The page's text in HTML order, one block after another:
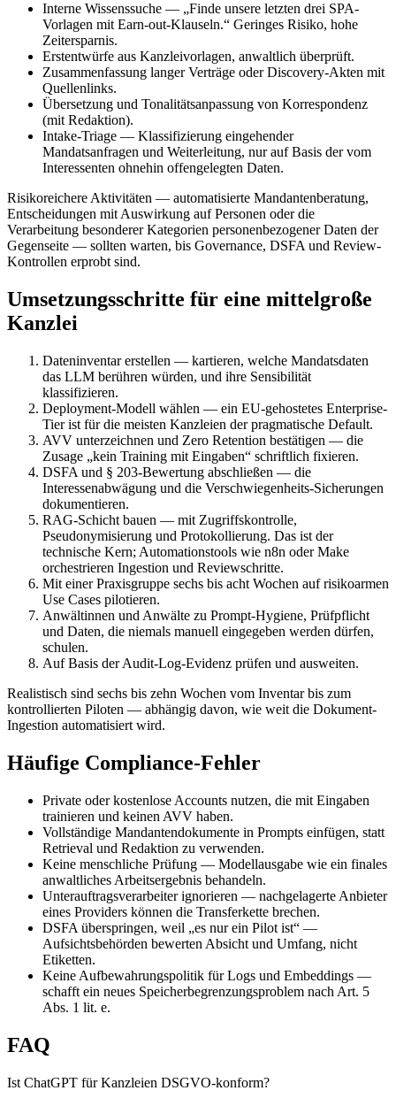
Interne Wissenssuche — „Finde unsere letzten drei SPA-
Vorlagen mit Earn-out-Klauseln.“ Geringes Risiko, hohe
Zeitersparnis.
Erstentwürfe aus Kanzleivorlagen, anwaltlich überprüft.
Zusammenfassung langer Verträge oder Discovery-Akten mit
Quellenlinks.
Übersetzung und Tonalitätsanpassung von Korrespondenz
(mit Redaktion).
Intake-Triage — Klassifizierung eingehender
Mandatsanfragen und Weiterleitung, nur auf Basis der vom
Interessenten ohnehin offengelegten Daten.
Risikoreichere Aktivitäten — automatisierte Mandantenberatung,
Entscheidungen mit Auswirkung auf Personen oder die
Verarbeitung besonderer Kategorien personenbezogener Daten der
Gegenseite — sollten warten, bis Governance, DSFA und Review-
Kontrollen erprobt sind.
Umsetzungsschritte für eine mittelgroße
Kanzlei
Dateninventar erstellen — kartieren, welche Mandatsdaten
das LLM berühren würden, und ihre Sensibilität
klassifizieren.
Deployment-Modell wählen — ein EU-gehostetes Enterprise-
Tier ist für die meisten Kanzleien der pragmatische Default.
AVV unterzeichnen und Zero Retention bestätigen — die
Zusage „kein Training mit Eingaben“ schriftlich fixieren.
DSFA und § 203-Bewertung abschließen — die
Interessenabwägung und die Verschwiegenheits-Sicherungen
dokumentieren.
RAG-Schicht bauen — mit Zugriffskontrolle,
Pseudonymisierung und Protokollierung. Das ist der
technische Kern; Automationstools wie n8n oder Make
orchestrieren Ingestion und Reviewschritte.
Mit einer Praxisgruppe sechs bis acht Wochen auf risikoarmen
Use Cases pilotieren.
Anwältinnen und Anwälte zu Prompt-Hygiene, Prüfpflicht
und Daten, die niemals manuell eingegeben werden dürfen,
schulen.
Auf Basis der Audit-Log-Evidenz prüfen und ausweiten.
Realistisch sind sechs bis zehn Wochen vom Inventar bis zum
kontrollierten Piloten — abhängig davon, wie weit die Dokument-
Ingestion automatisiert wird.
Häufige Compliance-Fehler
Private oder kostenlose Accounts nutzen, die mit Eingaben
trainieren und keinen AVV haben.
Vollständige Mandantendokumente in Prompts einfügen, statt
Retrieval und Redaktion zu verwenden.
Keine menschliche Prüfung — Modellausgabe wie ein finales
anwaltliches Arbeitsergebnis behandeln.
Unterauftragsverarbeiter ignorieren — nachgelagerte Anbieter
eines Providers können die Transferkette brechen.
DSFA überspringen, weil „es nur ein Pilot ist“ —
Aufsichtsbehörden bewerten Absicht und Umfang, nicht
Etiketten.
Keine Aufbewahrungspolitik für Logs und Embeddings —
schafft ein neues Speicherbegrenzungsproblem nach Art. 5
Abs. 1 lit. e.
FAQ
Ist ChatGPT für Kanzleien DSGVO-konform?